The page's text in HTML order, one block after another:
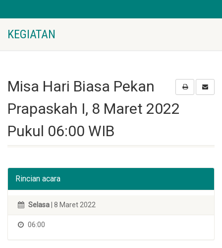
KEGIATAN
Misa Hari Biasa Pekan
Prapaskah I, 8 Maret 2022
Pukul 06:00 WIB
Rincian acara
Selasa | 8 Maret 2022
06:00